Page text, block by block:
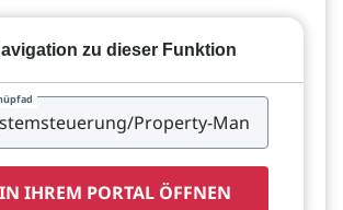
zu dieser Funktion
IN IHREM PORTAL ÖFFNEN